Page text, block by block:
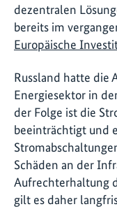
dezentralen
bereits im
Europäische
Russland hatte die
Energiesektor in
der Folge ist die
beeinträchtigt und
Schäden an der
Aufrechterhaltung
gilt es daher